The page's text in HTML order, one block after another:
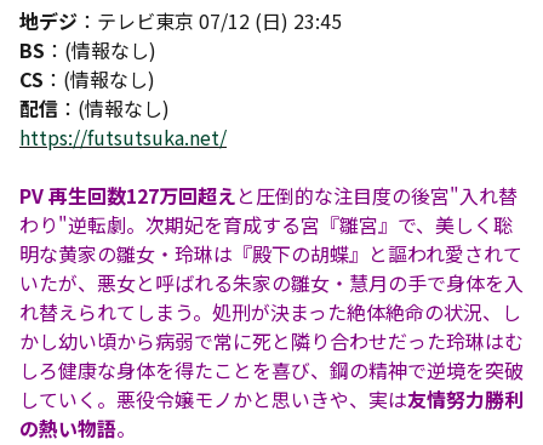
地デジ ：テレビ東京 07/12 (日) 23:45
BS ：(情報なし)
CS ：(情報なし)
配信 ：(情報なし)
https://futsutsuka.net/
PV 再生回数127万回超えと圧倒的な注目度の後宮"入れ替
わり"逆転劇。次期妃を育成する宮『雛宮』で、美しく聡
明な黄家の雛女・玲琳は『殿下の胡蝶』と謳われ愛されて
いたが、悪女と呼ばれる朱家の雛女・慧月の手で身体を入
れ替えられてしまう。処刑が決まった絶体絶命の状況、し
かし幼い頃から病弱で常に死と隣り合わせだった玲琳はむ
しろ健康な身体を得たことを喜び、鋼の精神で逆境を突破
していく。悪役令嬢モノかと思いきや、実は友情努力勝利
の熱い物語。